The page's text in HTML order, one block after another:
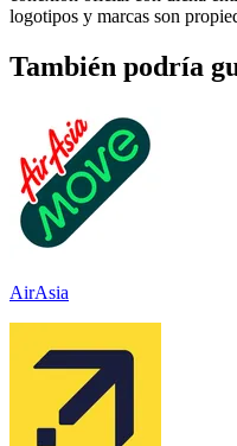
logotipos y marcas son
También podría
AirAsia